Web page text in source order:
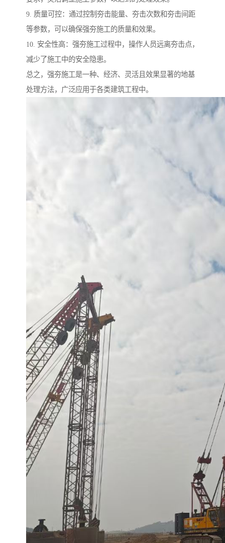
9. 质量可控：通过控制夯击能量、夯击次数和夯击间距
等参数，可以确保强夯施工的质量和效果。
10. 安全性高：强夯施工过程中，操作人员远离夯击点，
减少了施工中的安全隐患。
总之，强夯施工是一种、经济、灵活且效果显著的地基
处理方法，广泛应用于各类建筑工程中。